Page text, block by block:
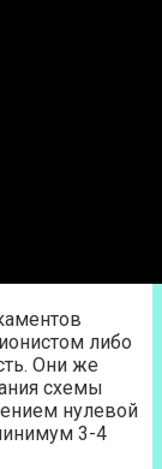
либо
Они же
схемы
нулевой
3-4